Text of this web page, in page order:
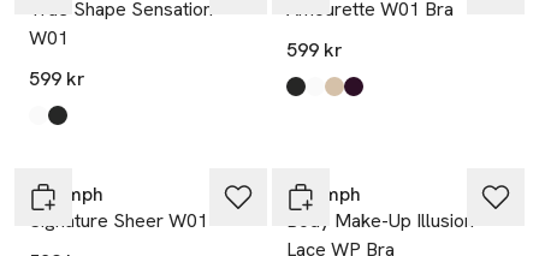
True Shape Sensation
W01
599 kr
Produkten finns i färgerna:
White
Black
Amourette W01 Bra
599 kr
Produkten finns i färgerna:
Black,
White,
Beige,
Claret,
Triumph
Signature Sheer W01
Triumph
Body Make-Up Illusion
Lace WP Bra